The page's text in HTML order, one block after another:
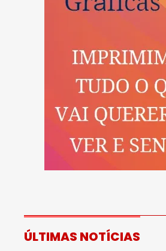
ÚLTIMAS NOTÍCIAS